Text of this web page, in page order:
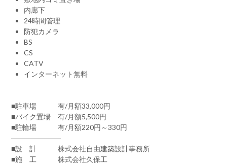
内廊下
24時間管理
防犯カメラ
BS
CS
CATV
インターネット無料
■駐車場 有/月額33,000円
■バイク置場 有/月額5,500円
■駐輪場 有/月額220円～330円
―――――――
■設 計 株式会社自由建築設計事務所
■施 工 株式会社久保工